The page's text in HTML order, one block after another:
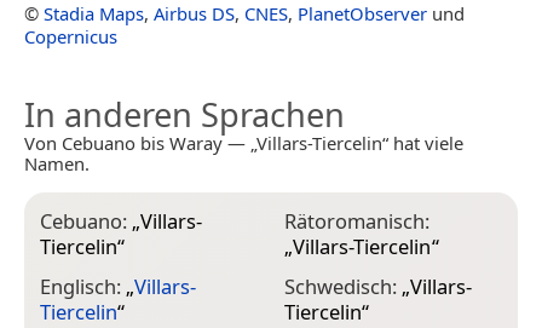
© Stadia Maps, Airbus DS, CNES, PlanetObserver und
Copernicus
In anderen Sprachen
Von Cebuano bis Waray — „Villars-Tiercelin“ hat viele
Namen.
Cebuano: „Villars-
Tiercelin“
Englisch: „Villars-
Tiercelin“
Rätoromanisch:
„Villars-Tiercelin“
Schwedisch: „Villars-
Tiercelin“